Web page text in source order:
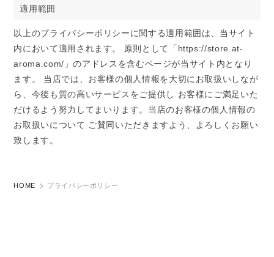
適用範囲
以上のプライバシーポリシーに関する適用範囲は、当サイト
内において適用されます。 原則として「https://store.at-
aroma.com/」のアドレスを含むページが当サイト内となり
ます。 当店では、お客様の個人情報を大切にお取扱いしなが
ら、今後も質の高いサービスをご提供し お客様にご満足いた
だけるよう努力してまいります。当店のお客様の個人情報の
お取扱いについて ご賛同いただきますよう、よろしくお願い
致します。
HOME プライバシーポリシー